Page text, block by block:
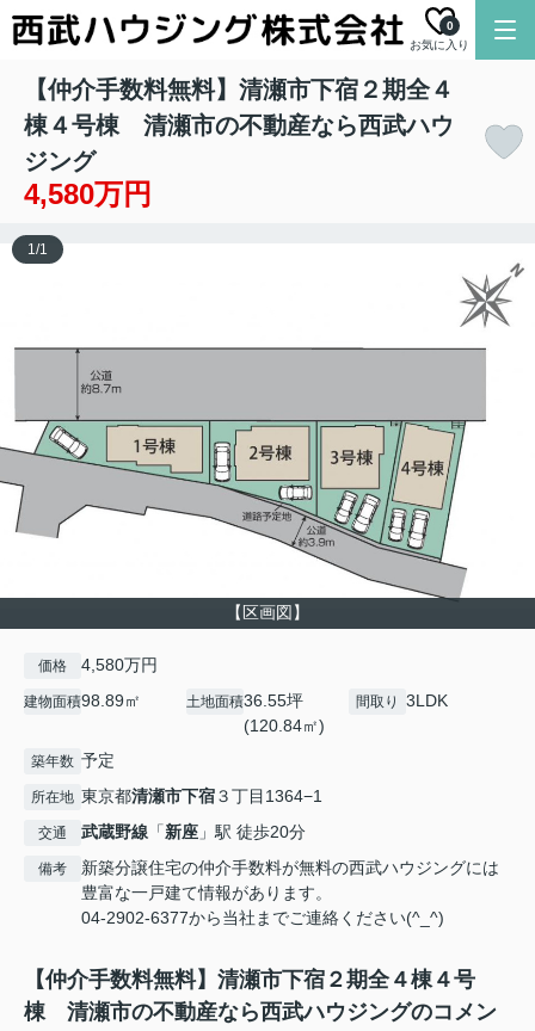
お気に入り
0
【仲介手数料無料】清瀬市下宿２期全４
棟４号棟 清瀬市の不動産なら西武ハウ
ジング
4,580万円
【区画図】
1/1
価格 4,580万円
建物面積98.89㎡ 土地面積36.55坪
(120.84㎡)
間取り 3LDK
築年数 予定
所在地 東京都清瀬市下宿３丁目1364−1
交通 武蔵野線 「新座 」駅 徒歩20分
備考
新築分譲住宅の仲介手数料が無料の西武ハウジングには
豊富な一戸建て情報があります。
04-2902-6377から当社までご連絡ください(^_^)
【仲介手数料無料】清瀬市下宿２期全４棟４号
棟 清瀬市の不動産なら西武ハウジングのコメン